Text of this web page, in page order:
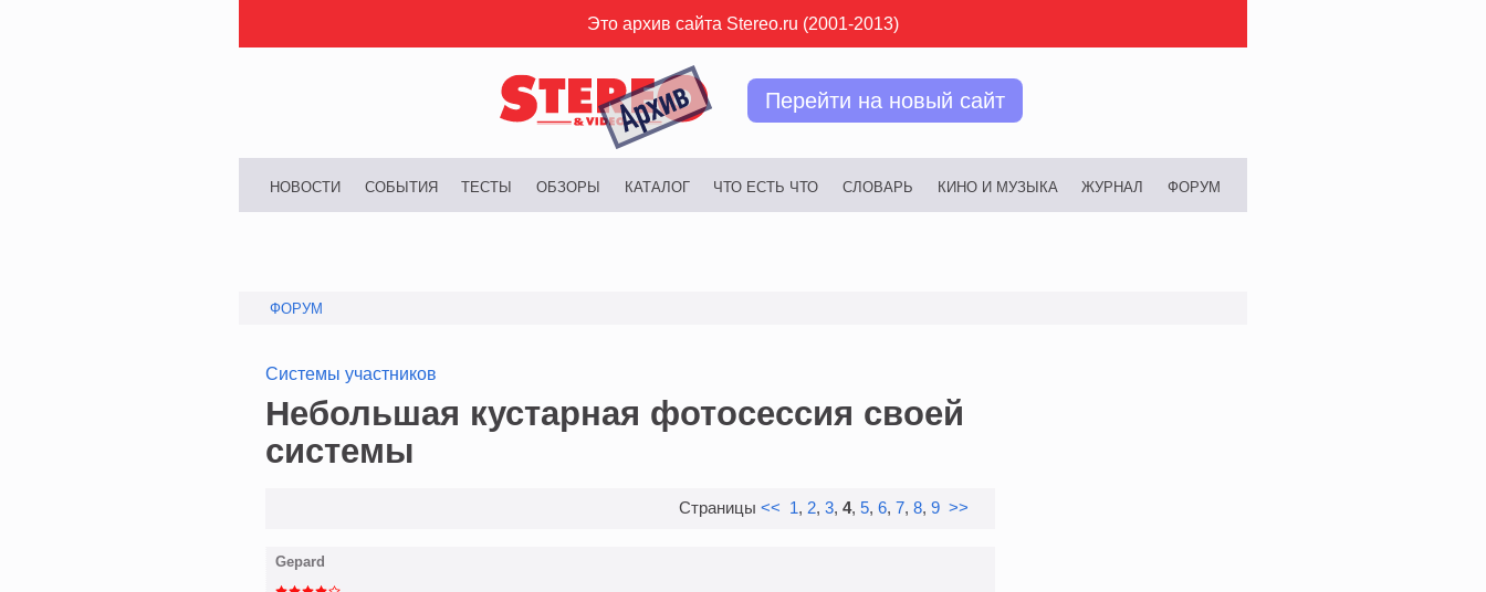
Это архив сайта Stereo.ru (2001-2013)
Перейти на новый сайт
НОВОСТИ СОБЫТИЯ ТЕСТЫ ОБЗОРЫ КАТАЛОГ ЧТО ЕСТЬ ЧТО СЛОВАРЬ КИНО И МУЗЫКА ЖУРНАЛ ФОРУМ
ФОРУМ
Системы участников
Небольшая кустарная фотосессия своей
системы
Страницы << 1, 2, 3, 4, 5, 6, 7, 8, 9 >>
Gepard